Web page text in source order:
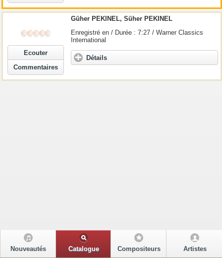
Ecouter
Commentaires
Güher PEKINEL, Süher PEKINEL
Enregistré en / Durée : 7:27 / Warner Classics
International
Détails
Nouveautés Catalogue Compositeurs Artistes